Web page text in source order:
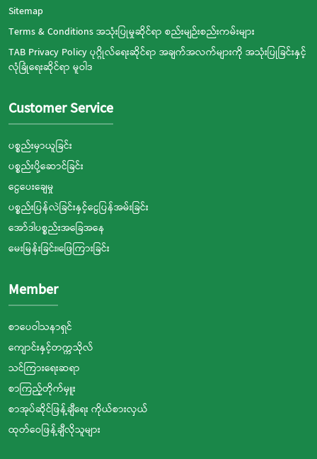
Sitemap
Terms & Conditions အသုံးပြုမှုဆိုင်ရာ စည်းမျဉ်းစည်းကမ်းများ
TAB Privacy Policy ပုဂ္ဂိုလ်ရေးဆိုင်ရာ အချက်အလက်များကို အသုံးပြုခြင်းနှင့်
လုံခြုံရေးဆိုင်ရာ မူဝါဒ
Customer Service
ပစ္စည်းမှာယူခြင်း
ပစ္စည်းပို့ဆောင်ခြင်း
ငွေပေးချေမှု
ပစ္စည်းပြန်လဲခြင်းနှင့်ငွေပြန်အမ်းခြင်း
အော်ဒါပစ္စည်းအခြေအနေ
မေးမြန်းခြင်း၊ဖြေကြားခြင်း
Member
စာပေဝါသနာရှင်
ကျောင်းနှင့်တက္ကသိုလ်
သင်ကြားရေးဆရာ
စာကြည့်တိုက်မှူး
စာအုပ်ဆိုင်ဖြန့်ချီရေး ကိုယ်စားလှယ်
ထုတ်ဝေဖြန့်ချီလိုသူများ